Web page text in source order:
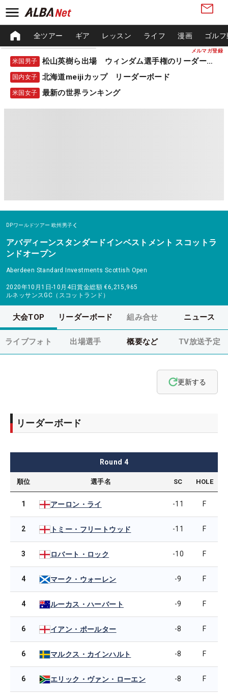
メルマガ登録
全ツアー ギア レッスン ライフ 漫画 ゴル
米国男子 松山英樹ら出場 ウィンダム選手権のリーダーボード
国内女子 北海道meijiカップ リーダーボード
米国女子 最新の世界ランキング
DPワールドツアー 欧州男子
アバディーンスタンダードインベストメント スコットラ
ンドオープン
Aberdeen Standard Investments Scottish Open
2020年10月1日-10月4日賞金総額 €6,215,965
ルネッサンスGC（スコットランド）
大会TOP リーダーボード 組み合せ ニュース
ライブフォト 出場選手 概要など TV放送予定
更新する
リーダーボード
Round 4
順位 選手名 SC HOLE
1 アーロン・ライ -11 F
2 トミー・フリートウッド -11 F
3 ロバート・ロック -10 F
4 マーク・ウォーレン -9 F
4 ルーカス・ハーバート -9 F
6 イアン・ポールター -8 F
6 マルクス・カインハルト -8 F
6 エリック・ヴァン・ローエン -8 F